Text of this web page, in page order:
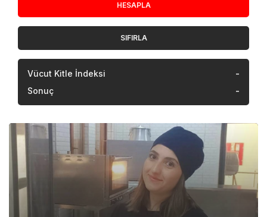
HESAPLA
SIFIRLA
Vücut Kitle İndeksi
-
Sonuç
-